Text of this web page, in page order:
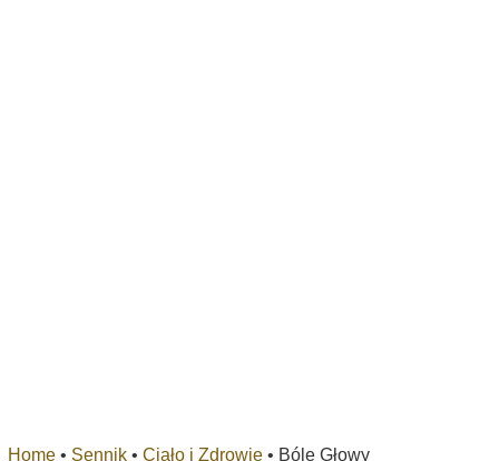
Home • Sennik • Ciało i Zdrowie • Bóle Głowy